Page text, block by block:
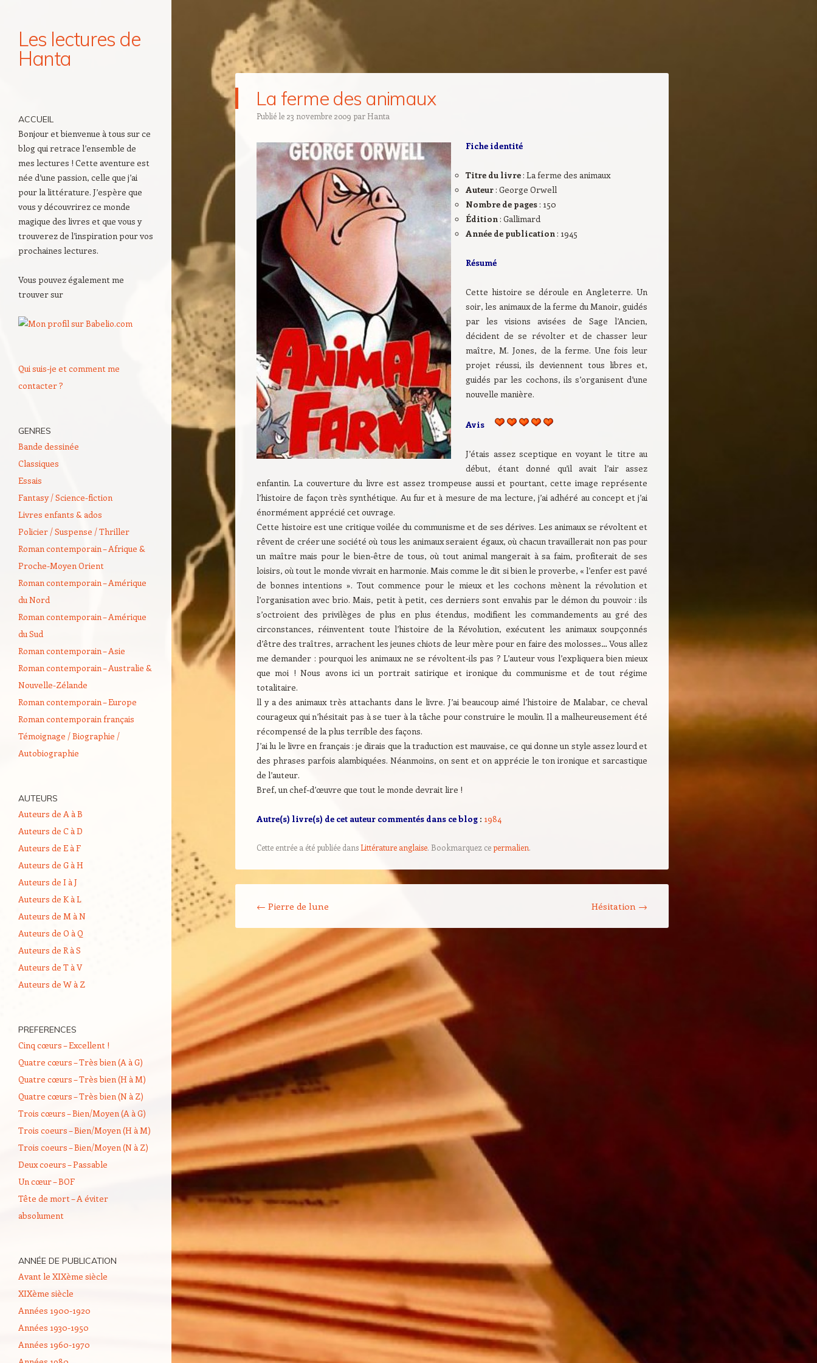
Les lectures de
Hanta
La ferme des animaux
Publié le 23 novembre 2009 par Hanta
Fiche identité
Titre du livre: La ferme des animaux
Auteur: George Orwell
Nombre de pages: 150
Édition: Gallimard
Année de publication: 1945
Résumé
Cette histoire se déroule en Angleterre. Un
soir, les animaux de la ferme du Manoir, guidés
par les visions avisées de Sage l’Ancien,
décident de se révolter et de chasser leur
maître, M. Jones, de la ferme. Une fois leur
projet réussi, ils deviennent tous libres et,
guidés par les cochons, ils s’organisent d’une
nouvelle manière.
Avis
J’étais assez sceptique en voyant le titre au
début, étant donné qu’il avait l’air assez
enfantin. La couverture du livre est assez trompeuse aussi et pourtant, cette image représente
l’histoire de façon très synthétique. Au fur et à mesure de ma lecture, j’ai adhéré au concept et j’ai
énormément apprécié cet ouvrage.
Cette histoire est une critique voilée du communisme et de ses dérives. Les animaux se révoltent et
rêvent de créer une société où tous les animaux seraient égaux, où chacun travaillerait non pas pour
un maître mais pour le bien-être de tous, où tout animal mangerait à sa faim, profiterait de ses
loisirs, où tout le monde vivrait en harmonie. Mais comme le dit si bien le proverbe, « l’enfer est pavé
de bonnes intentions ». Tout commence pour le mieux et les cochons mènent la révolution et
l’organisation avec brio. Mais, petit à petit, ces derniers sont envahis par le démon du pouvoir : ils
s’octroient des privilèges de plus en plus étendus, modifient les commandements au gré des
circonstances, réinventent toute l’histoire de la Révolution, exécutent les animaux soupçonnés
d’être des traîtres, arrachent les jeunes chiots de leur mère pour en faire des molosses… Vous allez
me demander : pourquoi les animaux ne se révoltent-ils pas ? L’auteur vous l’expliquera bien mieux
que moi ! Nous avons ici un portrait satirique et ironique du communisme et de tout régime
totalitaire.
ll y a des animaux très attachants dans le livre. J’ai beaucoup aimé l’histoire de Malabar, ce cheval
courageux qui n’hésitait pas à se tuer à la tâche pour construire le moulin. Il a malheureusement été
récompensé de la plus terrible des façons.
J’ai lu le livre en français : je dirais que la traduction est mauvaise, ce qui donne un style assez lourd et
des phrases parfois alambiquées. Néanmoins, on sent et on apprécie le ton ironique et sarcastique
de l’auteur.
Bref, un chef-d’œuvre que tout le monde devrait lire !
Autre(s) livre(s) de cet auteur commentés dans ce blog : 1984
Cette entrée a été publiée dansLittérature anglaise. Bookmarquez cepermalien.
← Pierre de lune Hésitation →
ACCUEIL
Bonjour et bienvenue à tous sur ce
blog qui retrace l’ensemble de
mes lectures ! Cette aventure est
née d’une passion, celle que j’ai
pour la littérature. J’espère que
vous y découvrirez ce monde
magique des livres et que vous y
trouverez de l’inspiration pour vos
prochaines lectures.
Vous pouvez également me
trouver sur
Qui suis-je et comment me
contacter ?
GENRES
Bande dessinée
Classiques
Essais
Fantasy / Science-fiction
Livres enfants & ados
Policier / Suspense / Thriller
Roman contemporain – Afrique &
Proche-Moyen Orient
Roman contemporain – Amérique
du Nord
Roman contemporain – Amérique
du Sud
Roman contemporain – Asie
Roman contemporain – Australie &
Nouvelle-Zélande
Roman contemporain – Europe
Roman contemporain français
Témoignage / Biographie /
Autobiographie
AUTEURS
Auteurs de A à B
Auteurs de C à D
Auteurs de E à F
Auteurs de G à H
Auteurs de I à J
Auteurs de K à L
Auteurs de M à N
Auteurs de O à Q
Auteurs de R à S
Auteurs de T à V
Auteurs de W à Z
PREFERENCES
Cinq cœurs – Excellent !
Quatre cœurs – Très bien (A à G)
Quatre cœurs – Très bien (H à M)
Quatre cœurs – Très bien (N à Z)
Trois cœurs – Bien/Moyen (A à G)
Trois coeurs – Bien/Moyen (H à M)
Trois coeurs – Bien/Moyen (N à Z)
Deux coeurs – Passable
Un cœur – BOF
Tête de mort – A éviter
absolument
ANNÉE DE PUBLICATION
Avant le XIXème siècle
XIXème siècle
Années 1900-1920
Années 1930-1950
Années 1960-1970